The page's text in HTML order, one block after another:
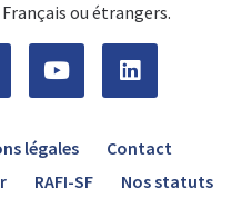
ou étrangers.
légales
Contact
RAFI-SF Nos statuts